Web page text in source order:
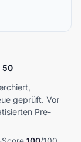
50
geprüft. Vor
Pre-